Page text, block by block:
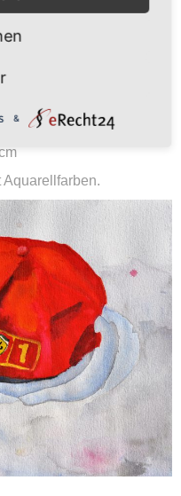
Aquarellfarben.
&